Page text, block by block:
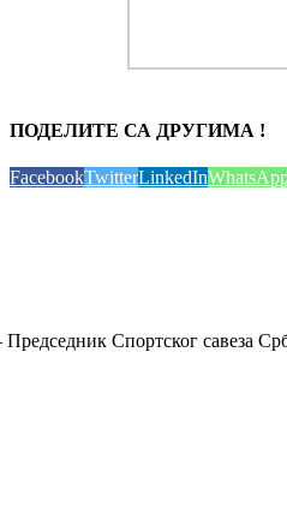
ПОДЕЛИТЕ СА ДРУГИМА !
FacebookTwitterLinkedIn
Спортског савеза